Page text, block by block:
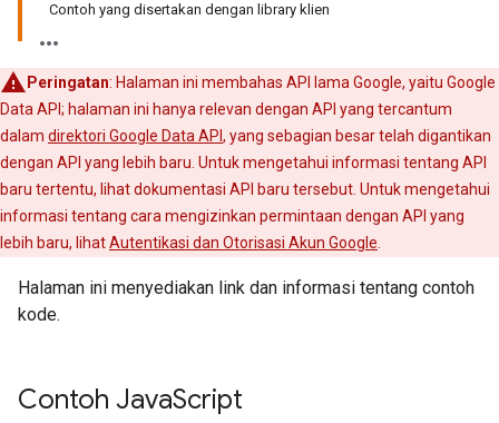
Contoh yang disertakan dengan library klien
Peringatan: Halaman ini membahas API lama Google, yaitu Google
Data API; halaman ini hanya relevan dengan API yang tercantum
dalam direktori Google Data API , yang sebagian besar telah digantikan
dengan API yang lebih baru. Untuk mengetahui informasi tentang API
baru tertentu, lihat dokumentasi API baru tersebut. Untuk mengetahui
informasi tentang cara mengizinkan permintaan dengan API yang
lebih baru, lihatAutentikasi dan Otorisasi Akun Google
Halaman ini menyediakan link dan informasi tentang contoh
kode.
Contoh JavaScript